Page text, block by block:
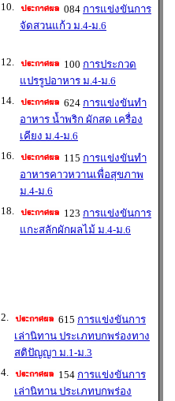
10. 084 การแข่งขันการ
จัดสวนแก้ว ม.4-ม.6
12. 100 การประกวด
แปรรูปอาหาร ม.4-ม.6
14. 624 การแข่งขันทำ
อาหาร น้ำพริก ผักสด เครื่อง
เคียง ม.4-ม.6
16. 115 การแข่งขันทำ
อาหารคาวหวานเพื่อสุขภาพ
ม.4-ม.6
18. 123 การแข่งขันการ
แกะสลักผักผลไม้ ม.4-ม.6
2. 615 การแข่งขันการ
เล่านิทาน ประเภทบกพร่องทาง
สติปัญญา ม.1-ม.3
4. 154 การแข่งขันการ
เล่านิทาน ประเภทบกพร่อง